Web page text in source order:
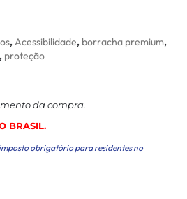
,Acessibilidade, borracha premium,
, proteção
da compra.
BRASIL.
imposto obrigatório para residentes no